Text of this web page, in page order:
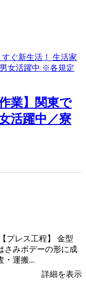
業】関東で
活躍中／寮
プレス工程】 金型
さみボデーの形に成
・運搬...
詳細を表示